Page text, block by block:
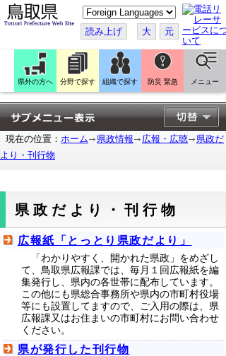
こ
の
ペ
ー
ジ
翻
訳
す
る
読み上げ 大 元
県外の方へ 分野で探す 組織で探す 防災 緊急 メニュー
現在の位置： ホーム 県政情報 広報・広聴
県政だ
より・刊行物
県政だより・刊行物
広報紙「とっとり県政だより」
「わかりやすく、開かれた県政」をめざし
て、鳥取県広報課では、毎月１回広報紙を編
集発行し、県内の各世帯に配布しています。
この他にも県総合事務所や県内の市町村役場
等にも設置してますので、ご入用の際は、県
広報課又はお住まいの市町村にお問い合わせ
ください。
県が発行した刊行物